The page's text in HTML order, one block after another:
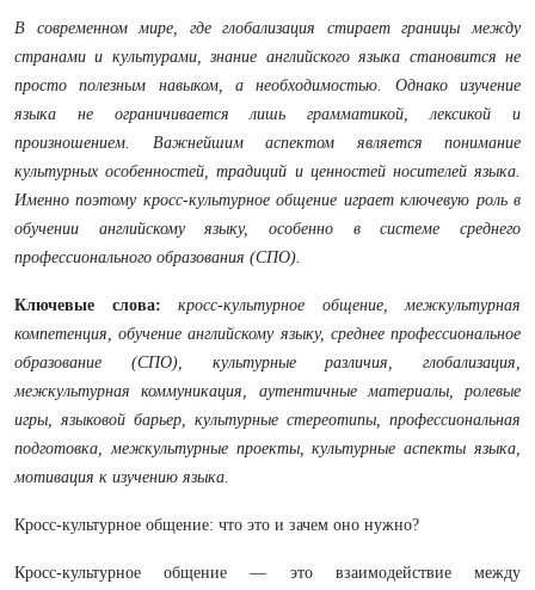
В современном мире, где глобализация стирает границы между
странами и культурами, знание английского языка становится не
просто полезным навыком, а необходимостью. Однако изучение
языка не ограничивается лишь грамматикой, лексикой и
произношением. Важнейшим аспектом является понимание
культурных особенностей, традиций и ценностей носителей языка.
Именно поэтому кросс-культурное общение играет ключевую роль в
обучении английскому языку, особенно в системе среднего
профессионального образования (СПО).
Ключевые слова: кросс-культурное общение, межкультурная
компетенция, обучение английскому языку, среднее профессиональное
образование (СПО), культурные различия, глобализация,
межкультурная коммуникация, аутентичные материалы, ролевые
игры, языковой барьер, культурные стереотипы, профессиональная
подготовка, межкультурные проекты, культурные аспекты языка,
мотивация к изучению языка.
Кросс-культурное общение: что это и зачем оно нужно?
Кросс-культурное общение — это взаимодействие между